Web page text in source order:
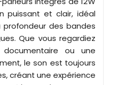
puissant et clair, idéal
des bandes
Que vous regardiez
ou une
le son est toujours
créant une expérience